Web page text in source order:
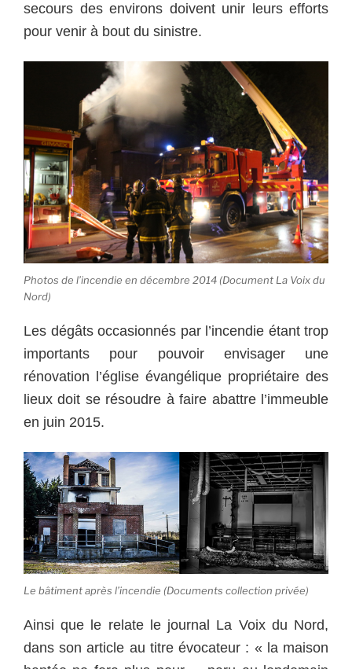
secours des environs doivent unir leurs efforts
pour venir à bout du sinistre.
Photos de l’incendie en décembre 2014 (Document La Voix du
Nord)
Les dégâts occasionnés par l’incendie étant trop
importants pour pouvoir envisager une
rénovation l’église évangélique propriétaire des
lieux doit se résoudre à faire abattre l’immeuble
en juin 2015.
Le bâtiment après l’incendie (Documents collection privée)
Ainsi que le relate le journal La Voix du Nord,
dans son article au titre évocateur : « la maison